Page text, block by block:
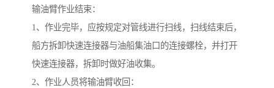
输油臂作业结束：
1、作业完毕，应按规定对管线进行扫线，扫线结束后，
船方拆卸快速连接器与油船集油口的连接螺栓，并打开
快速连接器，拆卸时做好油收集。
2、作业人员将输油臂收回：